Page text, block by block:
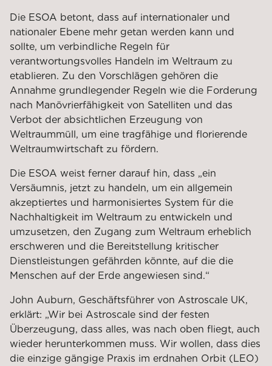
Die ESOA betont, dass auf internationaler und
nationaler Ebene mehr getan werden kann und
sollte, um verbindliche Regeln für
verantwortungsvolles Handeln im Weltraum zu
etablieren. Zu den Vorschlägen gehören die
Annahme grundlegender Regeln wie die Forderung
nach Manövrierfähigkeit von Satelliten und das
Verbot der absichtlichen Erzeugung von
Weltraummüll, um eine tragfähige und florierende
Weltraumwirtschaft zu fördern.
Die ESOA weist ferner darauf hin, dass „ein
Versäumnis, jetzt zu handeln, um ein allgemein
akzeptiertes und harmonisiertes System für die
Nachhaltigkeit im Weltraum zu entwickeln und
umzusetzen, den Zugang zum Weltraum erheblich
erschweren und die Bereitstellung kritischer
Dienstleistungen gefährden könnte, auf die die
Menschen auf der Erde angewiesen sind.“
John Auburn, Geschäftsführer von Astroscale UK,
erklärt: „Wir bei Astroscale sind der festen
Überzeugung, dass alles, was nach oben fliegt, auch
wieder herunterkommen muss. Wir wollen, dass dies
die einzige gängige Praxis im erdnahen Orbit (LEO)